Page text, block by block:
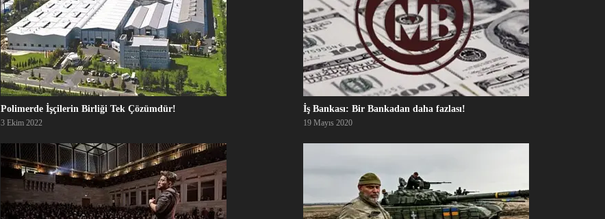
Polimerde İşçilerin Birliği Tek Çözümdür!
3 Ekim 2022
İş Bankası: Bir Bankadan daha fazlası!
19 Mayıs 2020